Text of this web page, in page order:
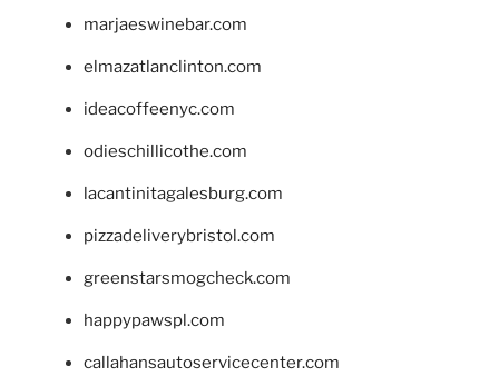
marjaeswinebar.com
elmazatlanclinton.com
ideacoffeenyc.com
odieschillicothe.com
lacantinitagalesburg.com
pizzadeliverybristol.com
greenstarsmogcheck.com
happypawspl.com
callahansautoservicecenter.com